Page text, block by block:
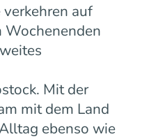
auf
Wochenenden
Mit der
mit dem Land
ebenso wie